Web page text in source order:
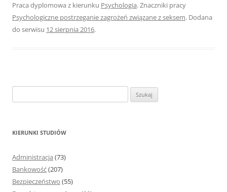
Praca dyplomowa z kierunku Psychologia. Znaczniki pracy
Psychologiczne postrzeganie zagrożeń związane z seksem. Dodana
do serwisu 12 sierpnia 2016.
z
KIERUNKI STUDIÓW
Administracja (73)
Bankowość(207)
Bezpieczeństwo (55)